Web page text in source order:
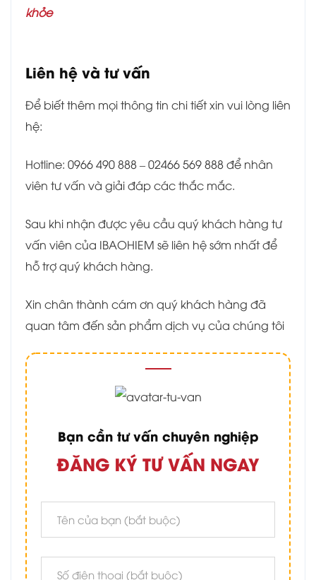
khỏe
Liên hệ và tư vấn
Để biết thêm mọi thông tin chi tiết xin vui lòng liên
hệ:
Hotline: 0966 490 888 – 02466 569 888 để nhân
viên tư vấn và giải đáp các thắc mắc.
Sau khi nhận được yêu cầu quý khách hàng tư
vấn viên của IBAOHIEM sẽ liên hệ sớm nhất để
hỗ trợ quý khách hàng.
Xin chân thành cám ơn quý khách hàng đã
quan tâm đến sản phẩm dịch vụ của chúng tôi
Bạn cần tư vấn chuyên nghiệp
ĐĂNG KÝ TƯ VẤN NGAY